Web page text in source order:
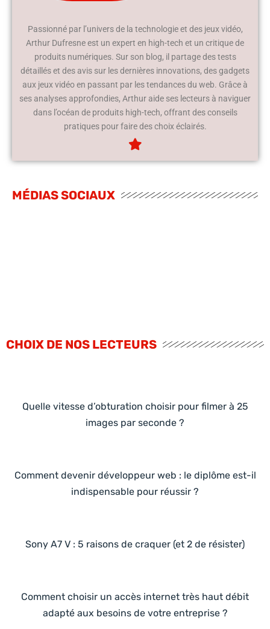
Passionné par l’univers de la technologie et des jeux vidéo,
Arthur Dufresne est un expert en high-tech et un critique de
produits numériques. Sur son blog, il partage des tests
détaillés et des avis sur les dernières innovations, des gadgets
aux jeux vidéo en passant par les tendances du web. Grâce à
ses analyses approfondies, Arthur aide ses lecteurs à naviguer
dans l’océan de produits high-tech, offrant des conseils
pratiques pour faire des choix éclairés.
MÉDIAS SOCIAUX
CHOIX DE NOS LECTEURS
Quelle vitesse d’obturation choisir pour filmer à 25
images par seconde ?
Comment devenir développeur web : le diplôme est-il
indispensable pour réussir ?
Sony A7 V : 5 raisons de craquer (et 2 de résister)
Comment choisir un accès internet très haut débit
adapté aux besoins de votre entreprise ?